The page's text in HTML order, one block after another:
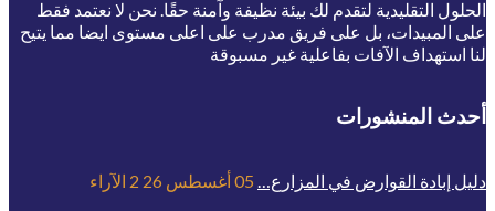
الحلول التقليدية لتقدم لك بيئة نظيفة وآمنة حقًا. نحن لا نعتمد فقط
على المبيدات، بل على فريق مدرب على اعلى مستوى ايضا مما يتيح
لنا استهداف الآفات بفاعلية غير مسبوقة
أحدث المنشورات
دليل إبادة القوارض في المزارع… 05 أغسطس 26 2 الآراء